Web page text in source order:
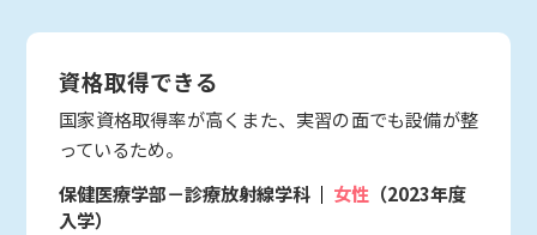
資格取得できる
国家資格取得率が高くまた、実習の面でも設備が整
っているため。
保健医療学部－診療放射線学科
女性 （2023年度
入学）